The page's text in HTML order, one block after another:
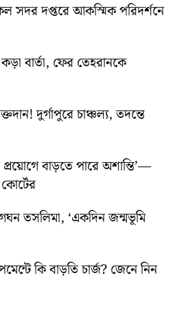
সদর দপ্তরে আকস্মিক পরিদর্শনে
বার্তা, ফের তেহরানকে
দুর্গাপুরে চাঞ্চল্য, তদন্তে
বাড়তে পারে অশান্তি’—
তসলিমা, ‘একদিন জন্মভূমি
কি বাড়তি চার্জ? জেনে নিন